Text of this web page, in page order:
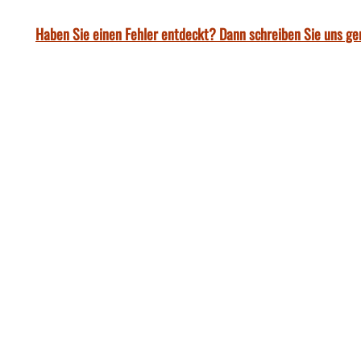
Haben Sie einen Fehler entdeckt? Dann schreiben Sie uns